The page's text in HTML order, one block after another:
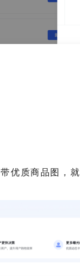
优质商品图，就